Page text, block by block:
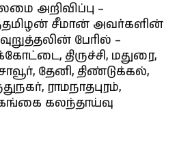
அறிவிப்பு –
சீமான் அவர்களின்
பேரில் –
திருச்சி, மதுரை,
தேனி, திண்டுக்கல்,
ராமநாதபுரம்,
கலந்தாய்வு